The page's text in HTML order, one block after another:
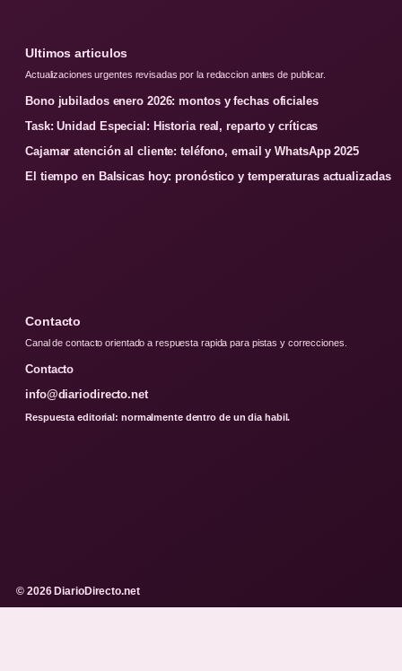
Ultimos articulos
Actualizaciones urgentes revisadas por la redaccion antes de publicar.
Bono jubilados enero 2026: montos y fechas oficiales
Task: Unidad Especial: Historia real, reparto y críticas
Cajamar atención al cliente: teléfono, email y WhatsApp 2025
El tiempo en Balsicas hoy: pronóstico y temperaturas actualizadas
Contacto
Canal de contacto orientado a respuesta rapida para pistas y correcciones.
Contacto
info@diariodirecto.net
Respuesta editorial: normalmente dentro de un dia habil.
© 2026 DiarioDirecto.net